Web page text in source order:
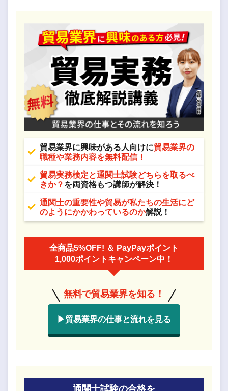
貿易業界に興味がある人向けに貿易業界の
職種や業務内容を無料配信！
貿易実務検定と通関士試験どちらを取るべ
きか？ を両資格もつ講師が解決！
通関士の重要性や貿易が私たちの生活にど
のようにかかわっているのか解説！
全商品5%OFF! ＆ PayPayポイント
1,000ポイントキャンペーン中！
無料で貿易業界を知る！
▶貿易業界の仕事と流れを見る
通関士試験の合格を